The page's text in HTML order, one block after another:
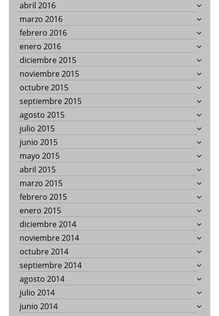
abril 2016
marzo 2016
febrero 2016
enero 2016
diciembre 2015
noviembre 2015
octubre 2015
septiembre 2015
agosto 2015
julio 2015
junio 2015
mayo 2015
abril 2015
marzo 2015
febrero 2015
enero 2015
diciembre 2014
noviembre 2014
octubre 2014
septiembre 2014
agosto 2014
julio 2014
junio 2014